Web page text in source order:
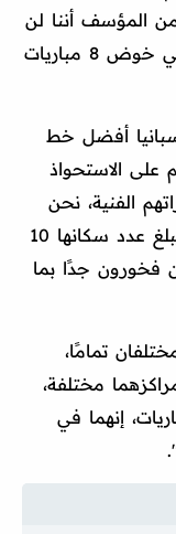
من المؤسف أننا لن
نلتقي في النهائي، أنا ولويس، نرغب في خوض 8 مباريات
أفضل خط
على الاستحواذ
الفنية، نحن
نركز على أسلوب لعبنا، البرتغال التي يبلغ عدد سكانها 10
فخورون جدًا بما
تمامًا،
مختلفة،
إنهما في